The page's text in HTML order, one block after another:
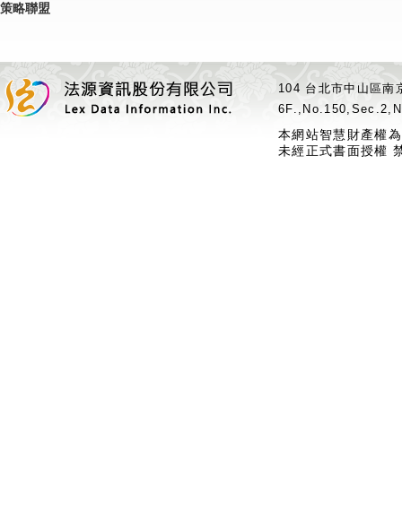
策略聯盟
104 台北市中山區
本網站智慧財產權
未經正式書面授權